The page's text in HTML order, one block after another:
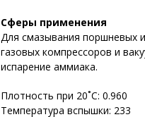
Сферы применения
Для смазывания поршневых
газовых компрессоров и
испарение аммиака.
Плотность при 20˚С: 0.960
Температура вспышки: 233